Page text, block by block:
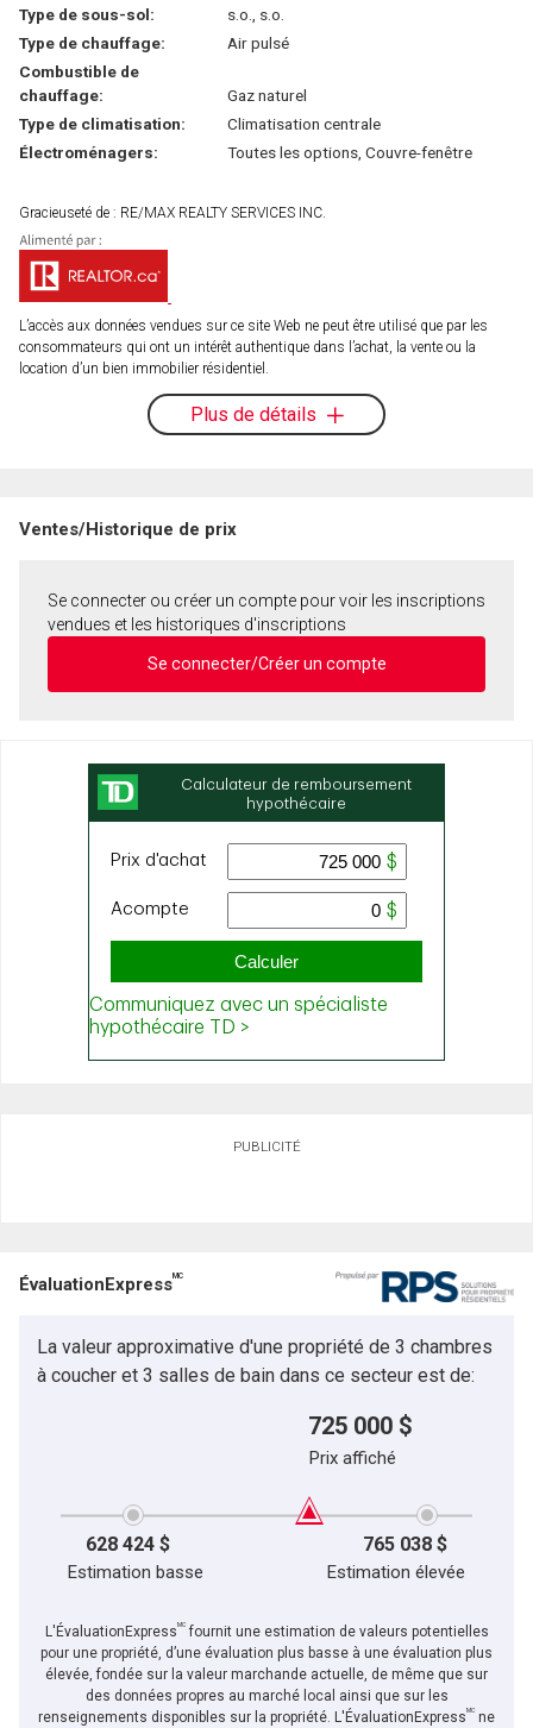
Type de sous-sol:
s.o., s.o.
Type de chauffage:
Air pulsé
Combustible de
chauffage:
Gaz naturel
Type de climatisation:
Climatisation centrale
Électroménagers:
Toutes les options, Couvre-fenêtre
Gracieuseté de : RE/MAX REALTY SERVICES INC.
L’accès aux données vendues sur ce site Web ne peut être utilisé que par les
consommateurs qui ont un intérêt authentique dans l’achat, la vente ou la
location d’un bien immobilier résidentiel.
Plus de détails
Ventes/Historique de prix
Se connecter ou créer un compte pour voir les inscriptions
vendues et les historiques d'inscriptions
Se connecter/Créer un compte
PUBLICITÉ
ÉvaluationExpressMC
La valeur approximative d'une propriété de 3 chambres
à coucher et 3 salles de bain dans ce secteur est de:
725 000 $
Prix affiché
628 424 $ 765 038 $
Estimation basse Estimation élevée
L'ÉvaluationExpressMCfournit une estimation de valeurs potentielles
pour une propriété, d’une évaluation plus basse à une évaluation plus
élevée, fondée sur la valeur marchande actuelle, de même que sur
des données propres au marché local ainsi que sur les
renseignements disponibles sur la propriété. L'ÉvaluationExpressMC ne